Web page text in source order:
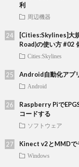
利
周辺機器
[Cities:Skylines]大
Road)の使い方 #02
Cities:Skylines
Android自動化アプ
Android
Raspberry Piで
コードする
ソフトウェア
Kinect v2とMMDで
Windows